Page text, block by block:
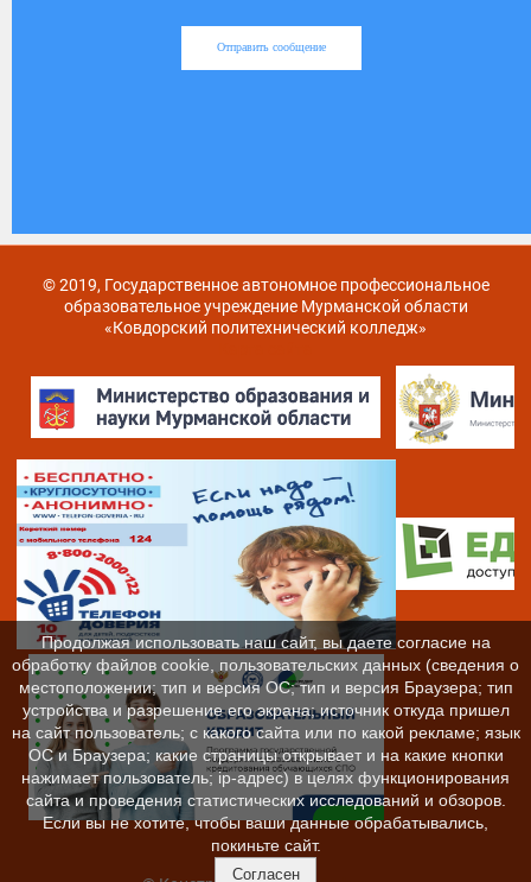
Отправить сообщение
© 2019, Государственное автономное профессиональное
образовательное учреждение Мурманской области
«Ковдорский политехнический колледж»
Продолжая использовать наш сайт, вы даете согласие на
обработку файлов cookie, пользовательских данных (сведения о
местоположении; тип и версия ОС; тип и версия Браузера; тип
устройства и разрешение его экрана; источник откуда пришел
на сайт пользователь; с какого сайта или по какой рекламе; язык
ОС и Браузера; какие страницы открывает и на какие кнопки
нажимает пользователь; ip-адрес) в целях функционирования
сайта и проведения статистических исследований и обзоров.
Если вы не хотите, чтобы ваши данные обрабатывались,
покиньте сайт.
Согласен